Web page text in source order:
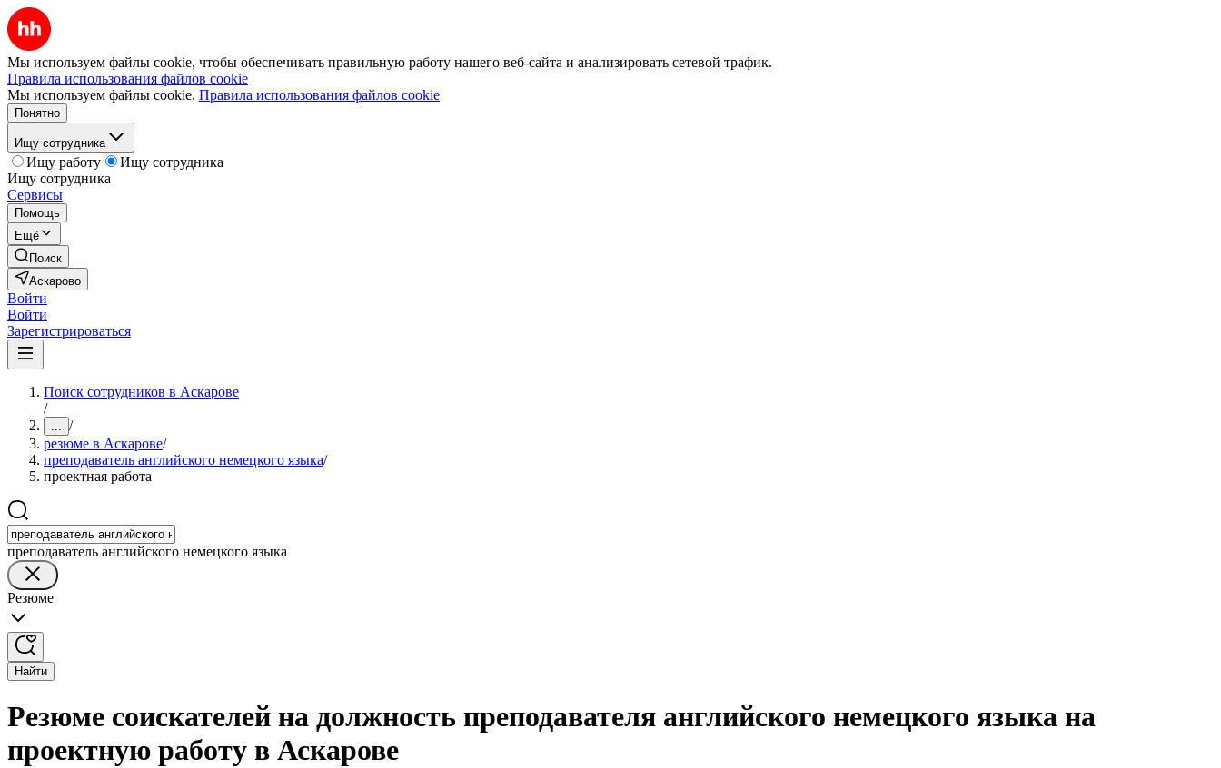
Мы используем файлы cookie, чтобы обеспечивать правильную работу нашего веб-сайта и анализировать сетевой трафик.
Правила использования файлов cookie
Мы используем файлы cookie. Правила использования файлов cookie
Понятно
Ищу сотрудника
Ищу работу
Ищу сотрудника
Ищу сотрудника
Сервисы
Помощь
Ещё
Поиск
Аскарово
Войти
Войти
Зарегистрироваться
Поиск сотрудников в Аскарове
/
... /
резюме в Аскарове/
преподаватель английского немецкого языка/
проектная работа
преподаватель английского немецкого языка
Резюме
Найти
Резюме соискателей на должность преподавателя английского немецкого языка на
проектную работу в Аскарове